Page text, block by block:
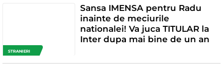
STRANIERI
Sansa IMENSA pentru Radu
inainte de meciurile
nationalei! Va juca TITULAR la
Inter dupa mai bine de un an